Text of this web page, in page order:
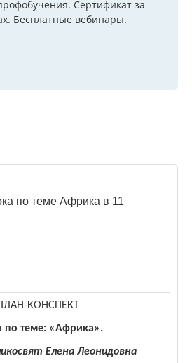
Сертификат за
Бесплатные вебинары.
по теме Африка в 11
ПЛАН-КОНСПЕКТ
по теме: «Африка».
Елена Леонидовна